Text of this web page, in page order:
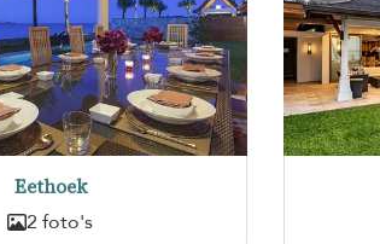
Eethoek
2 foto's